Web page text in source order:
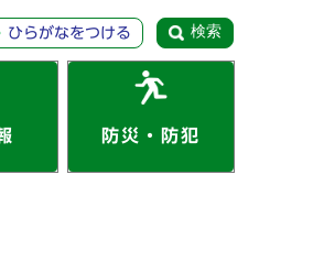
ひらがなをつける 検索
防災・防犯